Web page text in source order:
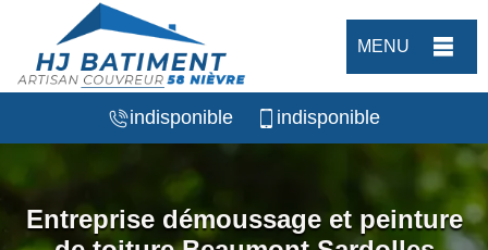
MENU
indisponible indisponible
Entreprise démoussage et peinture